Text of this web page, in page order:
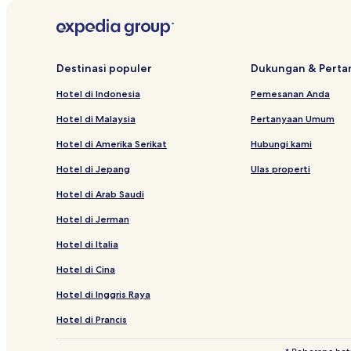
Hotel di Woljeong-ri
Hotel dekat Danau Peri Air
Hotel dekat Pantai Sehwa
Hotel di Siheung-ri
Hotel dekat Aula Pameran Gat
Hotel dekat Taman Tema Seonnyeo dan Namuggun
Hotel di Hamdeok
Hotel dekat Pantai Hado
Hotel di Pyeongdae-ri
Destinasi populer
Hotel di Indonesia
Hotel di Malaysia
Hotel di Amerika Serikat
Hotel di Jepang
Hotel di Arab Saudi
Hotel di Jerman
Hotel di Italia
Hotel di Cina
Hotel di Inggris Raya
Hotel di Prancis
Dukungan &
Pemesanan Anda
Pertanyaan Umum
Hubungi kami
Ulas properti